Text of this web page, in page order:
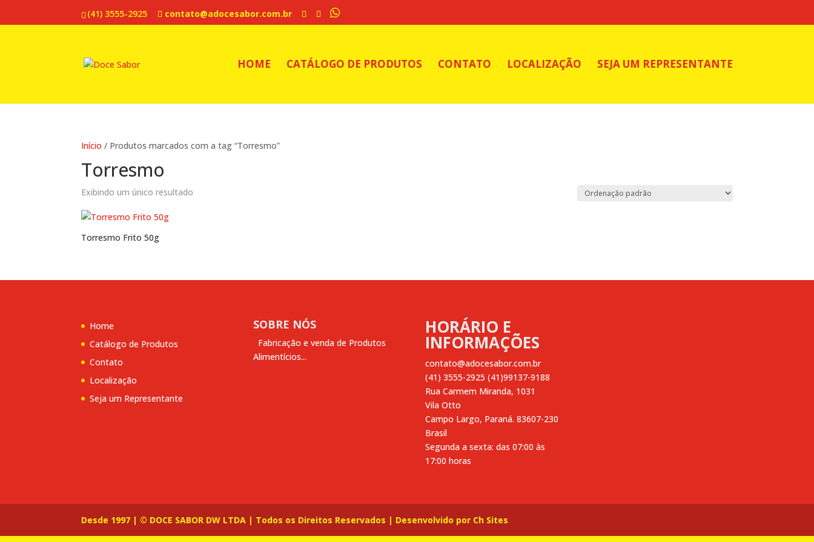
(41) 3555-2925 contato@adocesabor.com.br
HOME CATÁLOGO DE PRODUTOS CONTATO LOCALIZAÇÃO SEJA UM REPRESENTANTE
Início / Produtos marcados com a tag “Torresmo”
Torresmo
Exibindo um único resultado
Torresmo Frito 50g
Home
Catálogo de Produtos
Contato
Localização
Seja um Representante
SOBRE NÓS
Fabricação e venda de Produtos
Alimentícios...
HORÁRIO E
INFORMAÇÕES
contato@adocesabor.com.br
(41) 3555-2925 (41)99137-9188
Rua Carmem Miranda, 1031
Vila Otto
Campo Largo, Paraná. 83607-230
Brasil
Segunda a sexta: das 07:00 às
17:00 horas
Desde 1997 | © DOCE SABOR DW LTDA | Todos os Direitos Reservados | Desenvolvido por Ch Sites